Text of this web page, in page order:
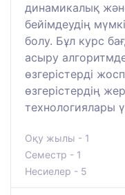
динамикалық
бейімдеудің
болу. Бұл курс
асыру
өзгерістерді
өзгерістердің
технологиялары
Оқу жылы - 1
Семестр - 1
Несиелер - 5